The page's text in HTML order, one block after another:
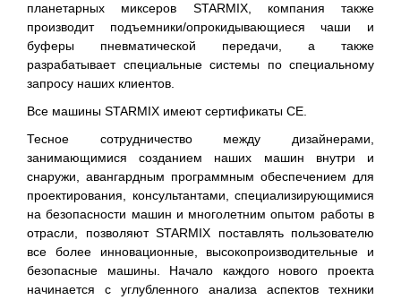
планетарных миксеров STARMIX, компания также
производит подъемники/опрокидывающиеся чаши и
буферы пневматической передачи, а также
разрабатывает специальные системы по специальному
запросу наших клиентов.
Все машины STARMIX имеют сертификаты CE.
Тесное сотрудничество между дизайнерами,
занимающимися созданием наших машин внутри и
снаружи, авангардным программным обеспечением для
проектирования, консультантами, специализирующимися
на безопасности машин и многолетним опытом работы в
отрасли, позволяют STARMIX поставлять пользователю
все более инновационные, высокопроизводительные и
безопасные машины. Начало каждого нового проекта
начинается с углубленного анализа аспектов техники